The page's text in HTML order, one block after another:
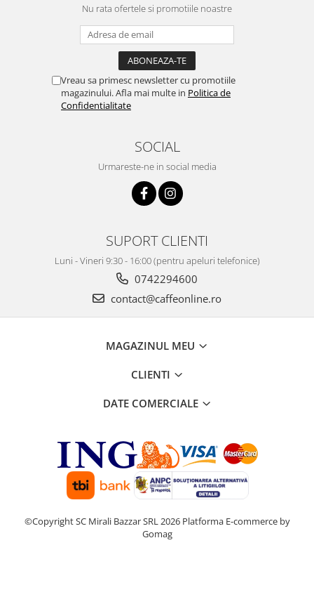
Nu rata ofertele si promotiile noastre
Vreau sa primesc newsletter cu promotiile
magazinului. Afla mai multe in Politica de
Confidentialitate
SOCIAL
Urmareste-ne in social media
SUPORT CLIENTI
Luni - Vineri 9:30 - 16:00 (pentru apeluri telefonice)
0742294600
contact@caffeonline.ro
MAGAZINUL MEU
CLIENTI
DATE COMERCIALE
©Copyright SC Mirali Bazzar SRL 2026 Platforma E-commerce by
Gomag